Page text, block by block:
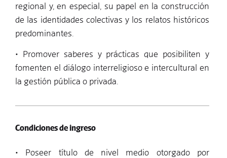
regional y, en especial, su papel en la construcción
de las identidades colectivas y los relatos históricos
predominantes.
• Promover saberes y prácticas que posibiliten y
fomenten el diálogo interreligioso e intercultural en
la gestión pública o privada.
Condiciones de ingreso
• Poseer título de nivel medio otorgado por